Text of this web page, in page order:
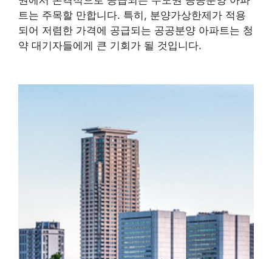
트는 주목할 만합니다. 특히, 분양가상한제가 적용
되어 저렴한 가격에 공급되는 공공분양 아파트는 청
약 대기자들에게 큰 기회가 될 것입니다.